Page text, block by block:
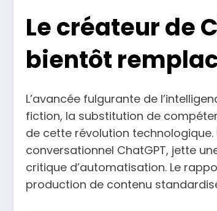
Le créateur de
bientôt
L’avancée fulgurante de
fiction, la substitution de
de cette révolution
conversationnel ChatGPT, jette
critique d’automatisation. Le
production de contenu